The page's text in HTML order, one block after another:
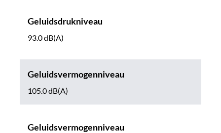
Geluidsdrukniveau
93.0 dB(A)
Geluidsvermogenniveau
105.0 dB(A)
Geluidsvermogenniveau